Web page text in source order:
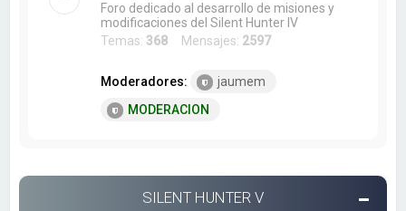
Foro dedicado al desarrollo de misiones y
modificaciones del Silent Hunter IV
Temas: 368 Mensajes: 2597
Moderadores:
jaumem
MODERACION
SILENT HUNTER V